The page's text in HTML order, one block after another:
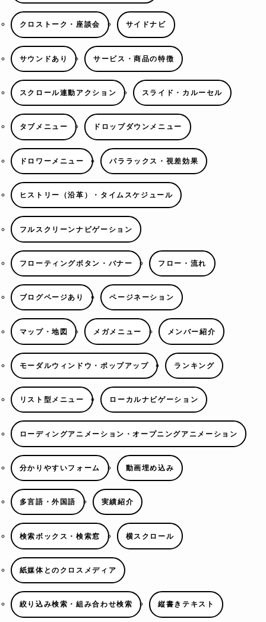
クロストーク・座談会 サイドナビ
サウンドあり サービス・商品の特徴
スクロール連動アクション スライド・カルーセル
タブメニュー ドロップダウンメニュー
ドロワーメニュー パララックス・視差効果
ヒストリー（沿革）・タイムスケジュール
フルスクリーンナビゲーション
フローティングボタン・バナー フロー・流れ
ブログページあり ページネーション
マップ・地図 メガメニュー メンバー紹介
モーダルウィンドウ・ポップアップ ランキング
リスト型メニュー ローカルナビゲーション
ローディングアニメーション・オープニングアニメーション
分かりやすいフォーム 動画埋め込み
多言語・外国語 実績紹介
検索ボックス・検索窓 横スクロール
紙媒体とのクロスメディア
絞り込み検索・組み合わせ検索 縦書きテキスト